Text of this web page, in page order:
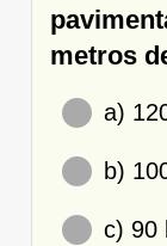
metros
a)
b)
c) 90